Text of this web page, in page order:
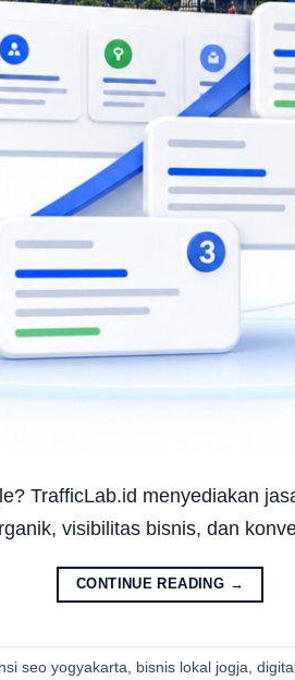
TrafficLab.id menyediakan
visibilitas bisnis, dan
CONTINUE READING →
seo yogyakarta bisnis lokal jogja